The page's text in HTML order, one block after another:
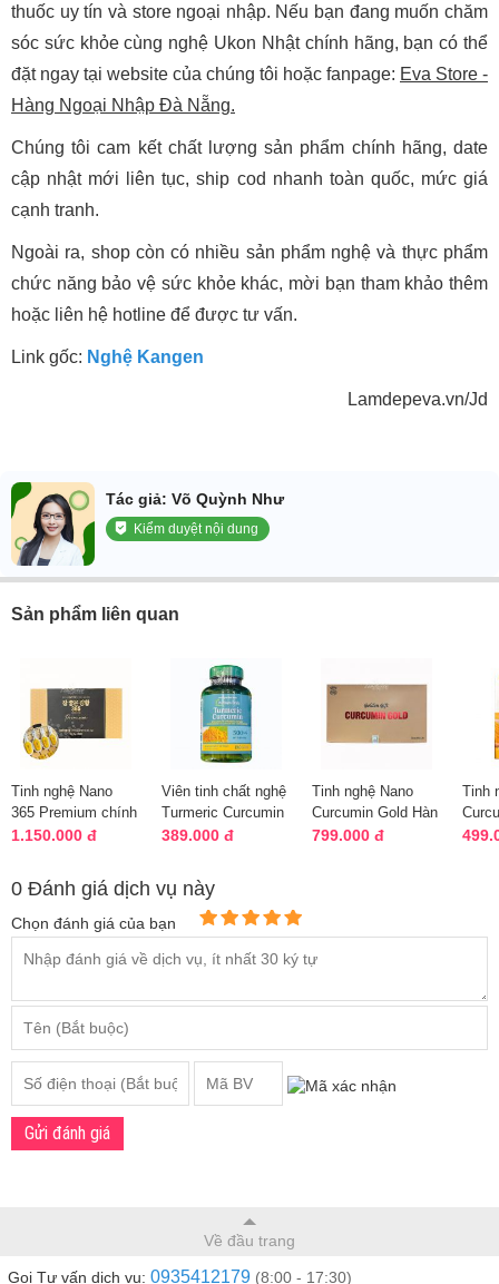
thuốc uy tín và store ngoại nhập. Nếu bạn đang muốn chăm
sóc sức khỏe cùng nghệ Ukon Nhật chính hãng, bạn có thể
đặt ngay tại website của chúng tôi hoặc fanpage: Eva Store -
Hàng Ngoại Nhập Đà Nẵng.
Chúng tôi cam kết chất lượng sản phẩm chính hãng, date
cập nhật mới liên tục, ship cod nhanh toàn quốc, mức giá
cạnh tranh.
Ngoài ra, shop còn có nhiều sản phẩm nghệ và thực phẩm
chức năng bảo vệ sức khỏe khác, mời bạn tham khảo thêm
hoặc liên hệ hotline để được tư vấn.
Link gốc: Nghệ Kangen
Lamdepeva.vn/Jd
Tác giả: Võ Quỳnh Như
Kiểm duyệt nội dung
Sản phẩm liên quan
Tinh nghệ Nano
365 Premium chính
hãng Hàn Quốc
1.150.000 đ
Viên tinh chất nghệ
Turmeric Curcumin
1000mg của Mỹ
389.000 đ
Tinh nghệ Nano
Curcumin Gold Hàn
Quốc mẫu mới
799.000 đ
Tinh
0 Đánh giá dịch vụ này
Chọn đánh giá của bạn
Gửi đánh giá
Về đầu trang
Gọi Tư vấn dịch vụ: 0935412179 (8:00 - 17:30)